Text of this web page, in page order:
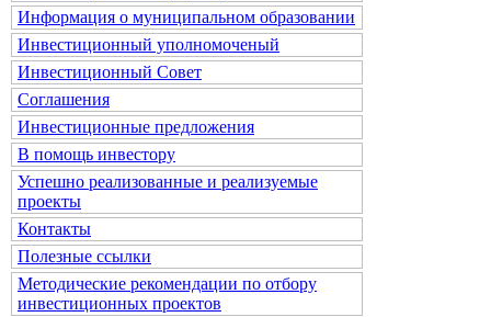
Информация о муниципальном образовании
Инвестиционный уполномоченый
Инвестиционный Совет
Соглашения
Инвестиционные предложения
В помощь инвестору
Успешно реализованные и реализуемые
проекты
Контакты
Полезные ссылки
Методические рекомендации по отбору
инвестиционных проектов